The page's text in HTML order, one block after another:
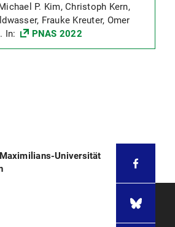
P. Kim, Christoph Kern,
Frauke Kreuter, Omer
In:
PNAS 2022
Universität